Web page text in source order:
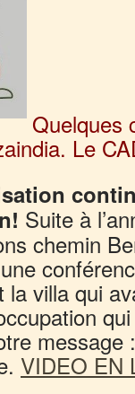
Quelques
Le
Suite à
chemin
villa qui
VIDEO EN